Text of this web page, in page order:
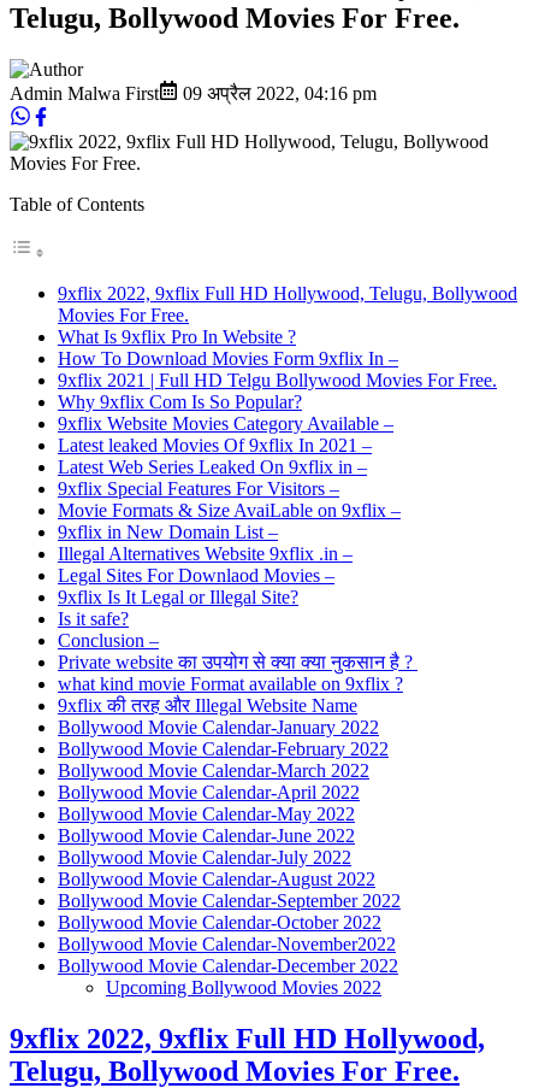
Telugu, Bollywood Movies For Free.
Admin Malwa First 09 अप्रैल 2022, 04:16 pm
Table of Contents
9xflix 2022, 9xflix Full HD Hollywood, Telugu, Bollywood
Movies For Free.
What Is 9xflix Pro In Website ?
How To Download Movies Form 9xflix In –
9xflix 2021 | Full HD Telgu Bollywood Movies For Free.
Why 9xflix Com Is So Popular?
9xflix Website Movies Category Available –
Latest leaked Movies Of 9xflix In 2021 –
Latest Web Series Leaked On 9xflix in –
9xflix Special Features For Visitors –
Movie Formats & Size AvaiLable on 9xflix –
9xflix in New Domain List –
Illegal Alternatives Website 9xflix .in –
Legal Sites For Downlaod Movies –
9xflix Is It Legal or Illegal Site?
Is it safe?
Conclusion –
Private website का उपयोग से क्या क्या नुकसान है ?
what kind movie Format available on 9xflix ?
9xflix की तरह और Illegal Website Name
Bollywood Movie Calendar-January 2022
Bollywood Movie Calendar-February 2022
Bollywood Movie Calendar-March 2022
Bollywood Movie Calendar-April 2022
Bollywood Movie Calendar-May 2022
Bollywood Movie Calendar-June 2022
Bollywood Movie Calendar-July 2022
Bollywood Movie Calendar-August 2022
Bollywood Movie Calendar-September 2022
Bollywood Movie Calendar-October 2022
Bollywood Movie Calendar-November2022
Bollywood Movie Calendar-December 2022
Upcoming Bollywood Movies 2022
9xflix 2022, 9xflix Full HD Hollywood,
Telugu, Bollywood Movies For Free.